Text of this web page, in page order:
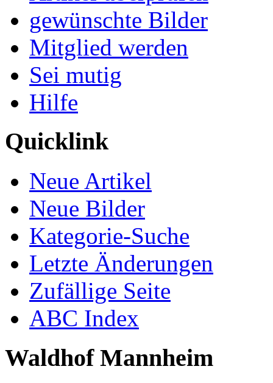
gewünschte Bilder
Mitglied werden
Sei mutig
Hilfe
Quicklink
Neue Artikel
Neue Bilder
Kategorie-Suche
Letzte Änderungen
Zufällige Seite
ABC Index
Waldhof Mannheim